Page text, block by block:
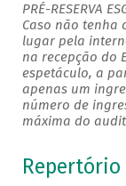
PRÉ-RESERVA
Caso não tenha
lugar pela
na recepção do
espetáculo, a
apenas um
número de
máxima do
Repertório